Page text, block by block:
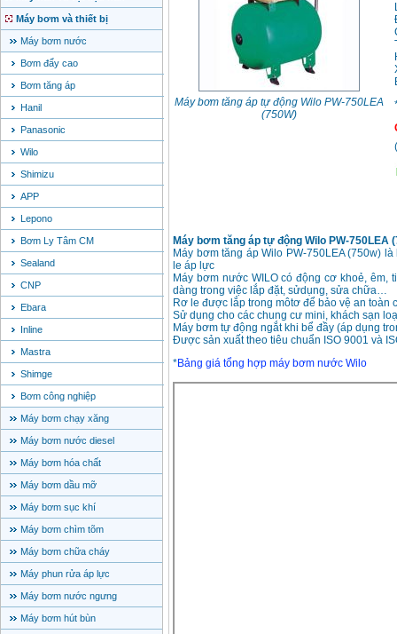
Máy bơm và thiết bị
Máy bơm nước
Bơm đẩy cao
Bơm tăng áp
Hanil
Panasonic
Wilo
Shimizu
APP
Lepono
Bơm Ly Tâm CM
Sealand
CNP
Ebara
Inline
Mastra
Shimge
Bơm công nghiệp
Máy bơm chạy xăng
Máy bơm nước diesel
Máy bơm hóa chất
Máy bơm dầu mỡ
Máy bơm sục khí
Máy bơm chìm tõm
Máy bơm chữa cháy
Máy phun rửa áp lực
Máy bơm nước ngưng
Máy bơm hút bùn
Máy bơm tăng áp tự động Wilo PW-750LEA
(750W)
(
Máy bơm tăng áp tự động Wilo PW-750LEA
Máy bơm tăng áp Wilo PW-750LEA (750w)
le áp lực
Máy bơm nước WILO có động cơ khoẻ,
dàng trong việc lắp đặt, sửdụng, sửa chữa…
Rơ le được lắp trong môtơ để bảo vệ an toàn
Sử dụng cho các chung cư mini, khách sạn
Máy bơm tự động ngắt khi bể đầy (áp dụng
Được sản xuất theo tiêu chuẩn ISO 9001 và
*Bảng giá tổng hợp máy bơm nước Wilo